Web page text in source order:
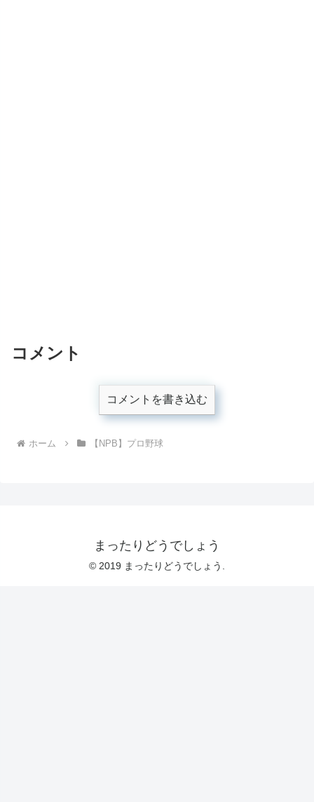
コメント
コメントを書き込む
ホーム 【NPB】プロ野球
まったりどうでしょう
© 2019 まったりどうでしょう.